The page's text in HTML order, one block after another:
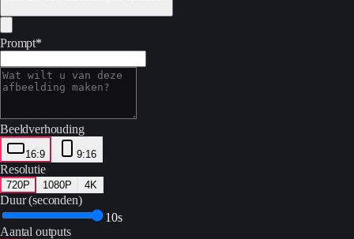
Prompt*
Beeldverhouding
16:9 9:16
Resolutie
720P 1080P 4K
Duur (seconden)
10s
Aantal outputs